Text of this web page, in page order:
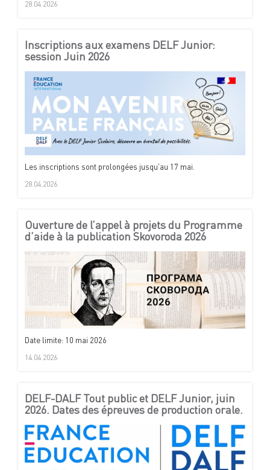
28.04.2026
Inscriptions aux examens DELF Junior:
session Juin 2026
Les inscriptions sont prolongées jusqu'au 17 mai.
28.04.2026
Ouverture de l’appel à projets du Programme
d’aide à la publication Skovoroda 2026
Date limite: 10 mai 2026
14.04.2026
DELF-DALF Tout public et DELF Junior, juin
2026. Dates des épreuves de production orale.